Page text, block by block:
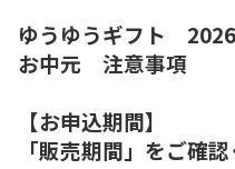
ゆうゆうギフト
お中元 注意事項
【お申込期間】
「販売期間」をご確認